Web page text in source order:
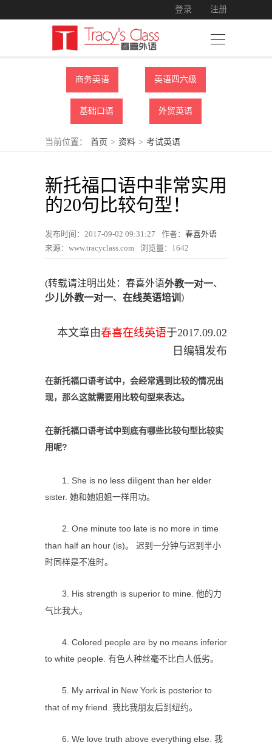
登录 注册
商务英语 英语四六级
基础口语 外贸英语
当前位置： 首页 > 资料 > 考试英语
新托福口语中非常实用
的20句比较句型！
发布时间：2017-09-02 09:31:27 作者： 春喜外语
来源：www.tracyclass.com
浏览量： 1642
(转载请注明出处：春喜外语外教一对一、
少儿外教一对一、 在线英语培训 )
本文章由春喜在线英语于2017.09.02
日编辑发布
在新托福口语考试中，会经常遇到比较的情况出
现，那么这就需要用比较句型来表达。
在新托福口语考试中到底有哪些比较句型比较实
用呢?
1. She is no less diligent than her elder
sister. 她和她姐姐一样用功。
2. One minute too late is no more in time
than half an hour (is)。 迟到一分钟与迟到半小
时同样是不准时。
3. His strength is superior to mine. 他的力
气比我大。
4. Colored people are by no means inferior
to white people. 有色人种丝毫不比白人低劣。
5. My arrival in New York is posterior to
that of my friend. 我比我朋友后到纽约。
6. We love truth above everything else. 我